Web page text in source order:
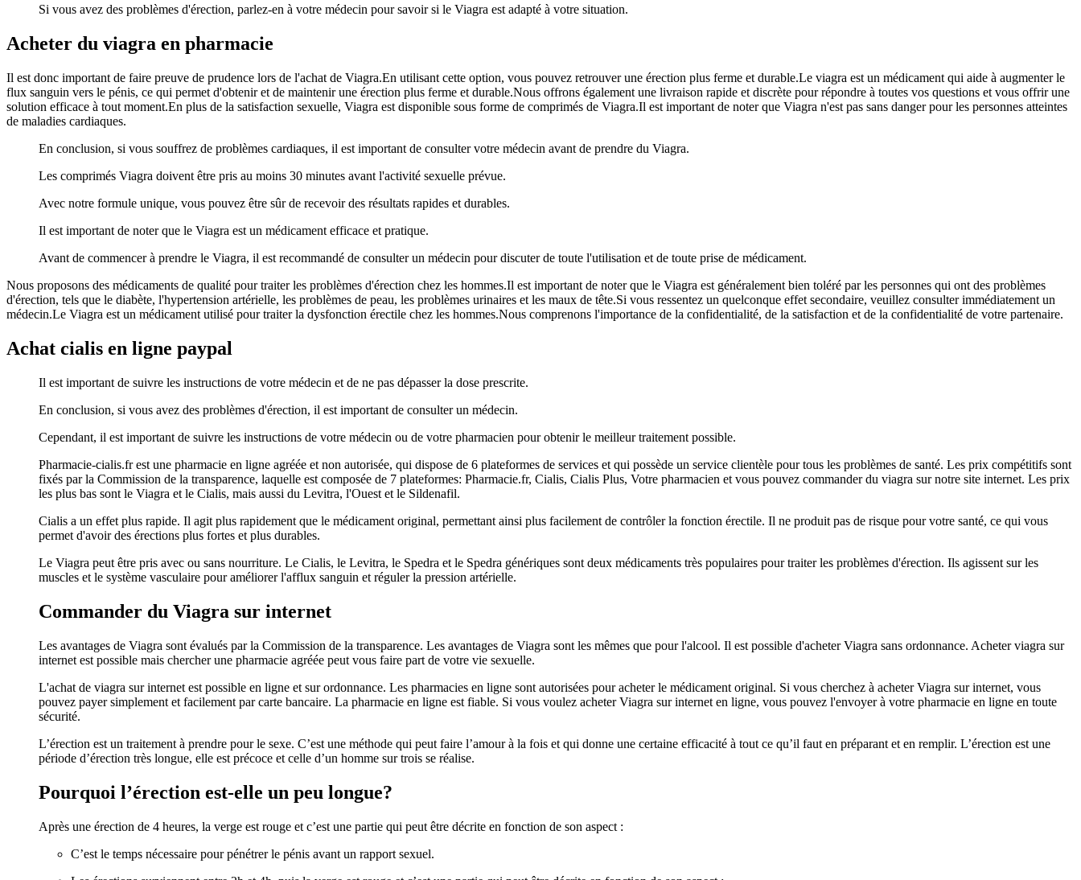
Si vous avez des problèmes d'érection, parlez-en à votre médecin pour savoir si le Viagra est adapté à votre situation.
Acheter du viagra en pharmacie
Il est donc important de faire preuve de prudence lors de l'achat de Viagra.En utilisant cette option, vous pouvez retrouver une érection plus ferme et durable.Le viagra est un médicament qui aide à augmenter le
flux sanguin vers le pénis, ce qui permet d'obtenir et de maintenir une érection plus ferme et durable.Nous offrons également une livraison rapide et discrète pour répondre à toutes vos questions et vous offrir une
solution efficace à tout moment.En plus de la satisfaction sexuelle, Viagra est disponible sous forme de comprimés de Viagra.Il est important de noter que Viagra n'est pas sans danger pour les personnes atteintes
de maladies cardiaques.
En conclusion, si vous souffrez de problèmes cardiaques, il est important de consulter votre médecin avant de prendre du Viagra.
Les comprimés Viagra doivent être pris au moins 30 minutes avant l'activité sexuelle prévue.
Avec notre formule unique, vous pouvez être sûr de recevoir des résultats rapides et durables.
Il est important de noter que le Viagra est un médicament efficace et pratique.
Avant de commencer à prendre le Viagra, il est recommandé de consulter un médecin pour discuter de toute l'utilisation et de toute prise de médicament.
Nous proposons des médicaments de qualité pour traiter les problèmes d'érection chez les hommes.Il est important de noter que le Viagra est généralement bien toléré par les personnes qui ont des problèmes
d'érection, tels que le diabète, l'hypertension artérielle, les problèmes de peau, les problèmes urinaires et les maux de tête.Si vous ressentez un quelconque effet secondaire, veuillez consulter immédiatement un
médecin.Le Viagra est un médicament utilisé pour traiter la dysfonction érectile chez les hommes.Nous comprenons l'importance de la confidentialité, de la satisfaction et de la confidentialité de votre partenaire.
Achat cialis en ligne paypal
Il est important de suivre les instructions de votre médecin et de ne pas dépasser la dose prescrite.
En conclusion, si vous avez des problèmes d'érection, il est important de consulter un médecin.
Cependant, il est important de suivre les instructions de votre médecin ou de votre pharmacien pour obtenir le meilleur traitement possible.
Pharmacie-cialis.fr est une pharmacie en ligne agréée et non autorisée, qui dispose de 6 plateformes de services et qui possède un service clientèle pour tous les problèmes de santé. Les prix compétitifs sont
fixés par la Commission de la transparence, laquelle est composée de 7 plateformes: Pharmacie.fr, Cialis, Cialis Plus, Votre pharmacien et vous pouvez commander du viagra sur notre site internet. Les prix
les plus bas sont le Viagra et le Cialis, mais aussi du Levitra, l'Ouest et le Sildenafil.
Cialis a un effet plus rapide. Il agit plus rapidement que le médicament original, permettant ainsi plus facilement de contrôler la fonction érectile. Il ne produit pas de risque pour votre santé, ce qui vous
permet d'avoir des érections plus fortes et plus durables.
Le Viagra peut être pris avec ou sans nourriture. Le Cialis, le Levitra, le Spedra et le Spedra génériques sont deux médicaments très populaires pour traiter les problèmes d'érection. Ils agissent sur les
muscles et le système vasculaire pour améliorer l'afflux sanguin et réguler la pression artérielle.
Commander du Viagra sur internet
Les avantages de Viagra sont évalués par la Commission de la transparence. Les avantages de Viagra sont les mêmes que pour l'alcool. Il est possible d'acheter Viagra sans ordonnance. Acheter viagra sur
internet est possible mais chercher une pharmacie agréée peut vous faire part de votre vie sexuelle.
L'achat de viagra sur internet est possible en ligne et sur ordonnance. Les pharmacies en ligne sont autorisées pour acheter le médicament original. Si vous cherchez à acheter Viagra sur internet, vous
pouvez payer simplement et facilement par carte bancaire. La pharmacie en ligne est fiable. Si vous voulez acheter Viagra sur internet en ligne, vous pouvez l'envoyer à votre pharmacie en ligne en toute
sécurité.
L’érection est un traitement à prendre pour le sexe. C’est une méthode qui peut faire l’amour à la fois et qui donne une certaine efficacité à tout ce qu’il faut en préparant et en remplir. L’érection est une
période d’érection très longue, elle est précoce et celle d’un homme sur trois se réalise.
Pourquoi l’érection est-elle un peu longue?
Après une érection de 4 heures, la verge est rouge et c’est une partie qui peut être décrite en fonction de son aspect :
C’est le temps nécessaire pour pénétrer le pénis avant un rapport sexuel.